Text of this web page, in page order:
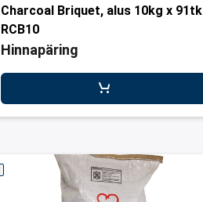
Charcoal Briquet, alus 10kg x 91tk
RCB10
Hinnapäring